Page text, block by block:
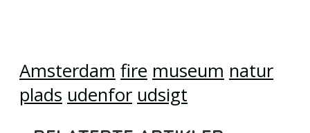
Amsterdam fire museum natur
plads udenfor udsigt